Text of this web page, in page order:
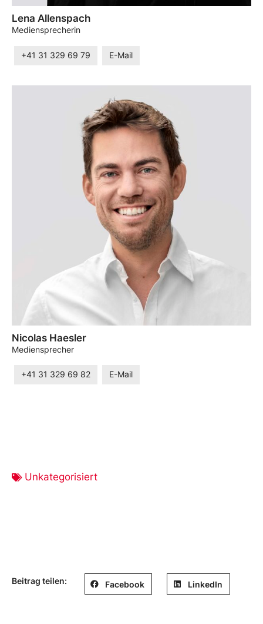
Lena Allenspach
Mediensprecherin
+41 31 329 69 79 E-Mail
Nicolas Haesler
Mediensprecher
+41 31 329 69 82 E-Mail
Unkategorisiert
Beitrag teilen: Facebook LinkedIn